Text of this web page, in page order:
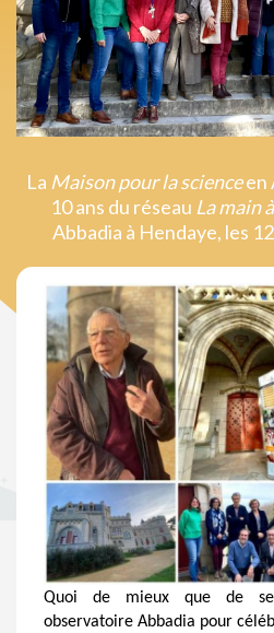
La Maison pour la scienceen
10 ans du réseau La main
Abbadia à Hendaye, les
Quoi de mieux que de
observatoire Abbadia pour